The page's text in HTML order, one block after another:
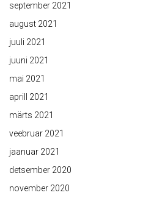
september 2021
august 2021
juuli 2021
juuni 2021
mai 2021
aprill 2021
märts 2021
veebruar 2021
jaanuar 2021
detsember 2020
november 2020